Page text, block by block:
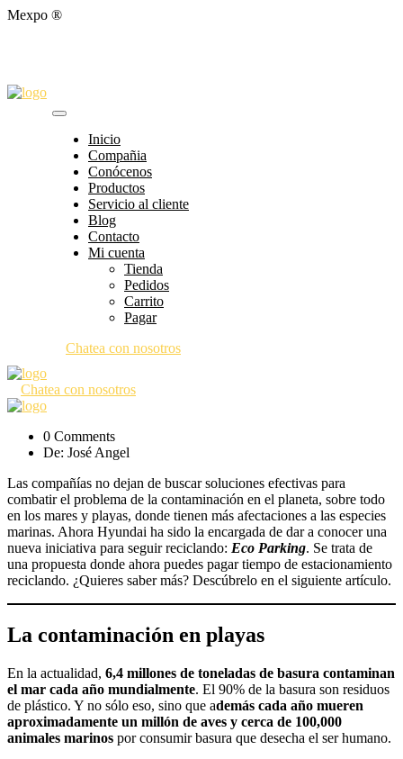
Mexpo ®
Inicio
Compañia
Conócenos
Productos
Servicio al cliente
Blog
Contacto
Mi cuenta
Tienda
Pedidos
Carrito
Pagar
Chatea con nosotros
Chatea con nosotros
0 Comments
De: José Angel
Las compañías no dejan de buscar soluciones efectivas para
combatir el problema de la contaminación en el planeta, sobre todo
en los mares y playas, donde tienen más afectaciones a las especies
marinas. Ahora Hyundai ha sido la encargada de dar a conocer una
nueva iniciativa para seguir reciclando: Eco Parking. Se trata de
una propuesta donde ahora puedes pagar tiempo de estacionamiento
reciclando. ¿Quieres saber más? Descúbrelo en el siguiente artículo.
La contaminación en playas
En la actualidad, 6,4 millones de toneladas de basura contaminan
el mar cada año mundialmente. El 90% de la basura son residuos
de plástico. Y no sólo eso, sino que además cada año mueren
aproximadamente un millón de aves y cerca de 100,000
animales marinos por consumir basura que desecha el ser humano.